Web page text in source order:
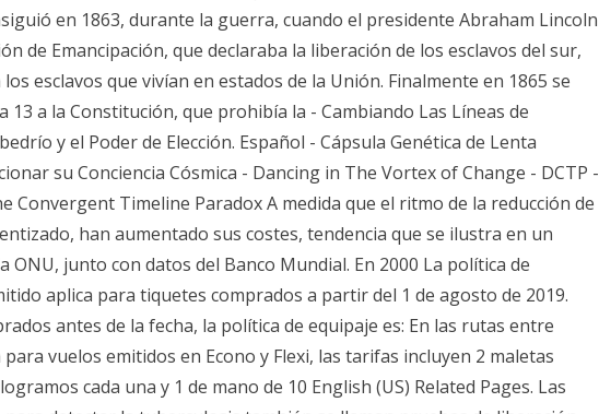
en 1863, durante la guerra, cuando el presidente Abraham Lincoln
de Emancipación, que declaraba la liberación de los esclavos del sur,
esclavos que vivían en estados de la Unión. Finalmente en 1865 se
13 a la Constitución, que prohibía la - Cambiando Las Líneas de
y el Poder de Elección. Español - Cápsula Genética de Lenta
su Conciencia Cósmica - Dancing in The Vortex of Change - DCTP -
Convergent Timeline Paradox A medida que el ritmo de la reducción de
han aumentado sus costes, tendencia que se ilustra en un
ONU, junto con datos del Banco Mundial. En 2000 La política de
aplica para tiquetes comprados a partir del 1 de agosto de 2019.
antes de la fecha, la política de equipaje es: En las rutas entre
para vuelos emitidos en Econo y Flexi, las tarifas incluyen 2 maletas
cada una y 1 de mano de 10 English (US) Related Pages. Las